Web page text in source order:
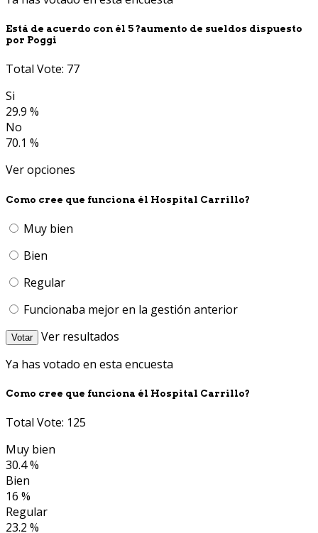
Está de acuerdo con él 5 ?aumento de sueldos dispuesto
por Poggi
Total Vote: 77
Si
29.9 %
No
70.1 %
Ver opciones
Como cree que funciona él Hospital Carrillo?
Muy bien
Bien
Regular
Funcionaba mejor en la gestión anterior
Votar
Ver resultados
Ya has votado en esta encuesta
Como cree que funciona él Hospital Carrillo?
Total Vote: 125
Muy bien
30.4 %
Bien
16 %
Regular
23.2 %